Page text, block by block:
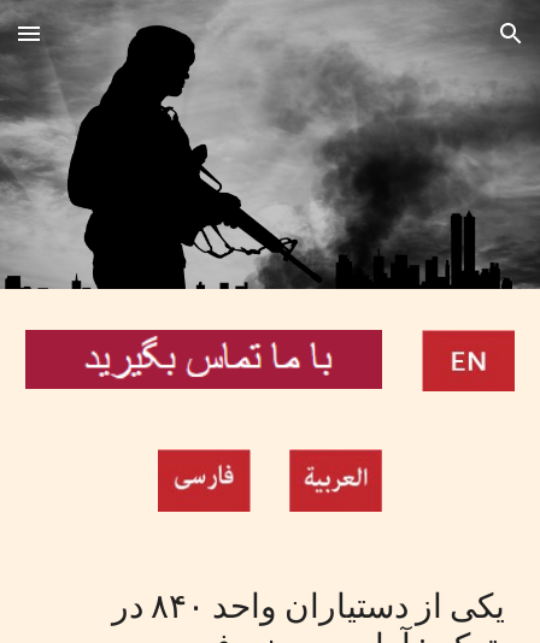
Skip to main content Skip to navigation
یکی از دستیاران واحد ۸۴۰ در